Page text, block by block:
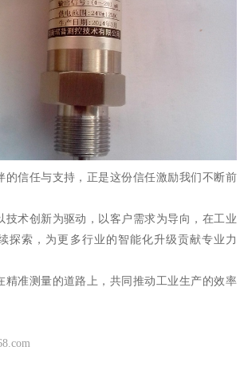
的信任与支持，正是这份信任激励我们不断前
技术创新为驱动，以客户需求为导向，在工业
探索，为更多行业的智能化升级贡献专业力
精准测量的道路上，共同推动工业生产的效率